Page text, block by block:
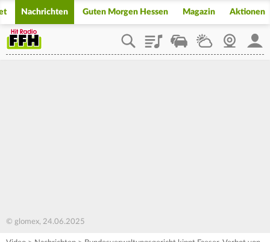
Nachrichten Guten Morgen Hessen Magazin Aktionen
PlaylistStaupilotWetterWebcam
© glomex, 24.06.2025